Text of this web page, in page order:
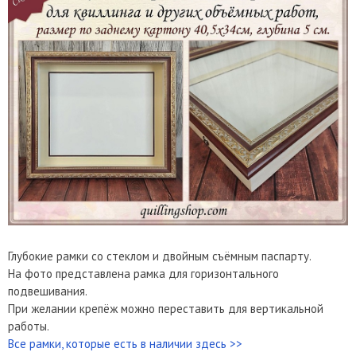
Глубокие рамки со стеклом и двойным съёмным паспарту.
На фото представлена рамка для горизонтального
подвешивания.
При желании крепёж можно переставить для вертикальной
работы.
Все рамки, которые есть в наличии здесь >>